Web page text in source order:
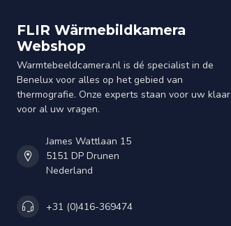
FLIR Wärmebildkamera
Webshop
Warmtebeeldcamera.nl is dé specialist in de
Benelux voor alles op het gebied van
thermografie. Onze experts staan voor uw klaar
voor al uw vragen.
James Wattlaan 15
5151 DP Drunen
Nederland
+31 (0)416-369474